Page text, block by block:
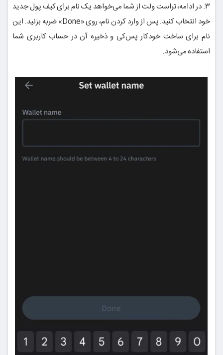
۳. در ادامه، تراست ولت از شما می‌خواهد یک نام برای کیف پول جدید
خود انتخاب کنید. پس از وارد کردن نام، روی «Done» ضربه بزنید. این
نام برای ساخت خودکار پس‌کی و ذخیره آن در حساب کاربری شما
استفاده می‌شود.